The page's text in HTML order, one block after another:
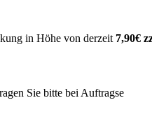
in Höhe von derzeit 7,90€
Sie bitte bei Auftragse